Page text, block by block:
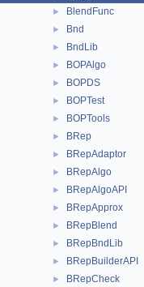
► BlendFunc
► Bnd
► BndLib
► BOPAlgo
► BOPDS
► BOPTest
► BOPTools
► BRep
► BRepAdaptor
► BRepAlgo
► BRepAlgoAPI
► BRepApprox
► BRepBlend
► BRepBndLib
► BRepBuilderAPI
► BRepCheck